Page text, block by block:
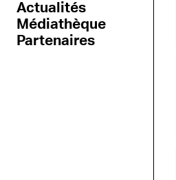
Actualités
Médiathèque
Partenaires